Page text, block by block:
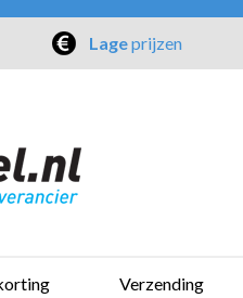
Lageprijzen
Verzending